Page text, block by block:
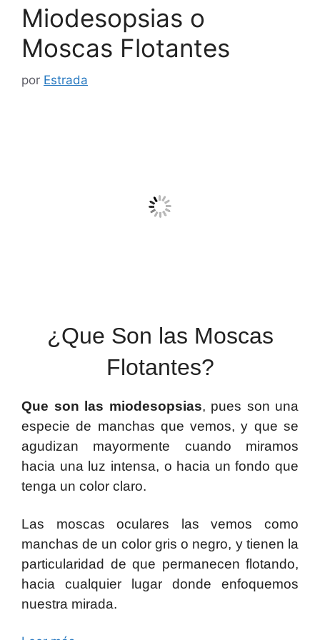
Miodesopsias o
Moscas Flotantes
por Estrada
¿Que Son las Moscas
Flotantes?
Que son las miodesopsias, pues son una
especie de manchas que vemos, y que se
agudizan mayormente cuando miramos
hacia una luz intensa, o hacia un fondo que
tenga un color claro.
Las moscas oculares las vemos como
manchas de un color gris o negro, y tienen la
particularidad de que permanecen flotando,
hacia cualquier lugar donde enfoquemos
nuestra mirada.